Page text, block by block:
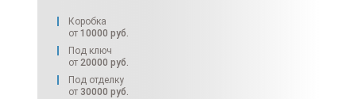
Коробка
от 10000 руб.
Под ключ
от 20000 руб.
Под отделку
от 30000 руб.